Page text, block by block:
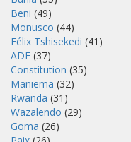
Beni (49)
Monusco (44)
Félix Tshisekedi (41)
ADF (37)
Constitution (35)
Maniema (32)
Rwanda (31)
Wazalendo (29)
Goma (26)